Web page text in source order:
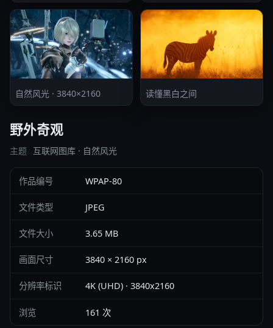
自然风光 · 3840×2160 读懂黑白之间
野外奇观
主题 互联网图库 · 自然风光
作品编号 WPAP-80
文件类型 JPEG
文件大小 3.65 MB
画面尺寸 3840 × 2160 px
分辨率标识 4K (UHD) · 3840x2160
浏览 161 次